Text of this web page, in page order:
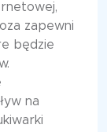
zapewni
będzie
na